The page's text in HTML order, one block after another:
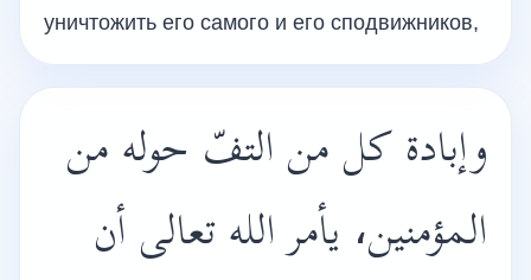
уничтожить его самого и его сподвижников,
وإبادة كل من التفّ حوله من
المؤمنين، يأمر الله تعالى أن